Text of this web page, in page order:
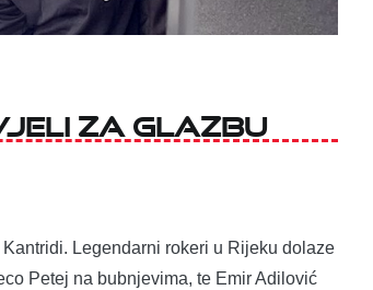
za glazbu
Legendarni rokeri u Rijeku dolaze
Petej na bubnjevima, te Emir Adilović